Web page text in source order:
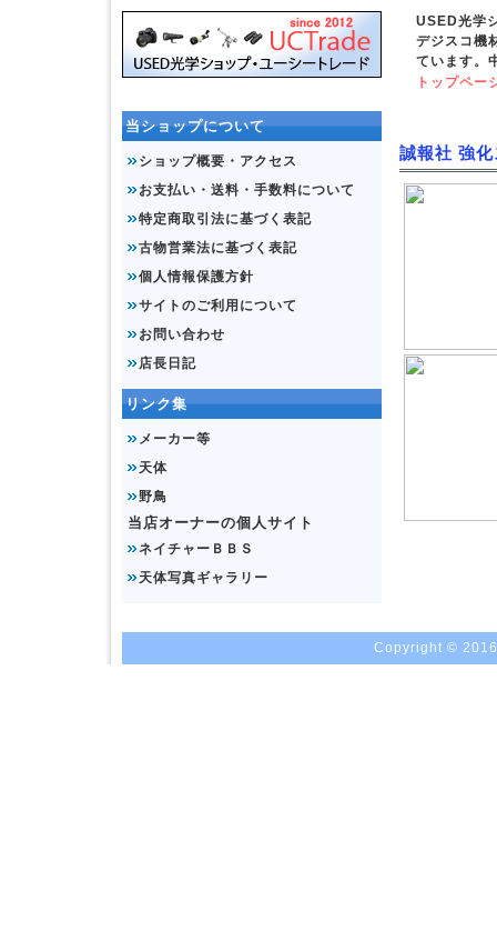
USED光学
デジスコ機
ています。
トップペー
当ショップについて
ショップ概要・アクセス
お支払い・送料・手数料について
特定商取引法に基づく表記
古物営業法に基づく表記
個人情報保護方針
サイトのご利用について
お問い合わせ
店長日記
リンク集
メーカー等
天体
野鳥
当店オーナーの個人サイト
ネイチャーＢＢＳ
天体写真ギャラリー
誠報社 強
Copyright ©